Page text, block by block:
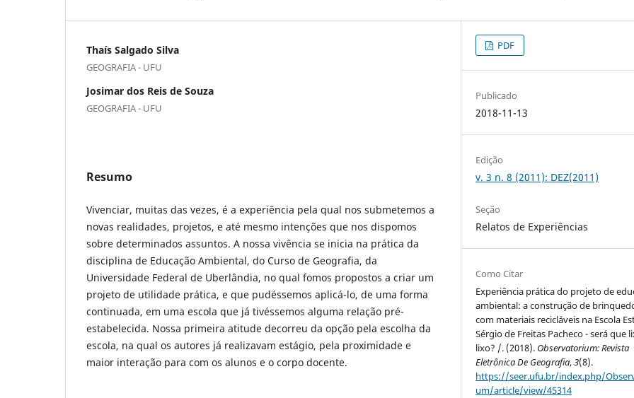
Thaís Salgado Silva
GEOGRAFIA - UFU
Josimar dos Reis de Souza
GEOGRAFIA - UFU
Resumo
Vivenciar, muitas das vezes, é a experiência pela qual nos submetemos a
novas realidades, projetos, e até mesmo intenções que nos dispomos
sobre determinados assuntos. A nossa vivência se inicia na prática da
disciplina de Educação Ambiental, do Curso de Geografia, da
Universidade Federal de Uberlândia, no qual fomos propostos a criar um
projeto de utilidade prática, e que pudéssemos aplicá-lo, de uma forma
continuada, em uma escola que já tivéssemos alguma relação pré-
estabelecida. Nossa primeira atitude decorreu da opção pela escolha da
escola, na qual os autores já realizavam estágio, pela proximidade e
maior interação para com os alunos e o corpo docente.
PDF
Publicado
2018-11-13
Edição
v. 3 n. 8 (2011): DEZ(2011)
Seção
Relatos de Experiências
Como Citar
Experiência prática do projeto de
ambiental: a construção de
com materiais recicláveis na Escola
Sérgio de Freitas Pacheco - será que
lixo? /. (2018). Observatorium: Revista
Eletrônica De Geografia,3(8).
https://seer.ufu.br/index.php/
um/article/view/45314